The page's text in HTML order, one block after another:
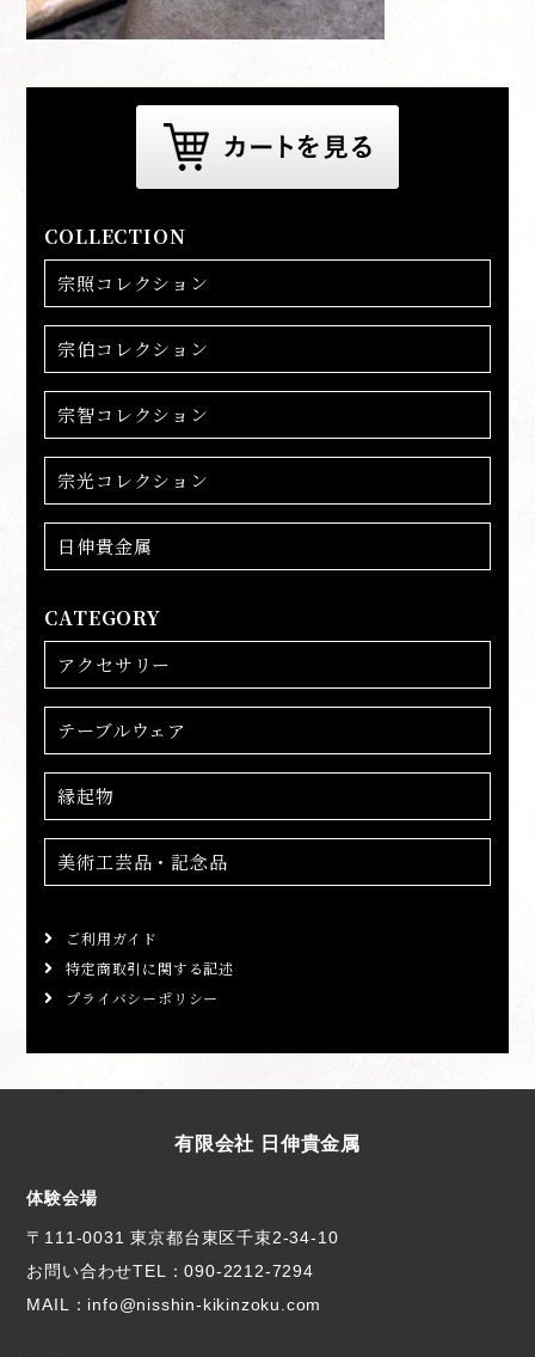
COLLECTION
宗照コレクション
宗伯コレクション
宗智コレクション
宗光コレクション
日伸貴金属
CATEGORY
アクセサリー
テーブルウェア
縁起物
美術工芸品・記念品
ご利用ガイド
特定商取引に関する記述
プライバシーポリシー
有限会社 日伸貴金属
体験会場
〒111-0031 東京都台東区千束2-34-10
お問い合わせTEL：090-2212-7294
MAIL：info@nisshin-kikinzoku.com